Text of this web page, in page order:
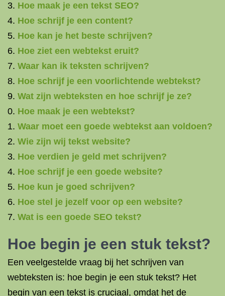
Hoe maak je een tekst SEO?
Hoe schrijf je een content?
Hoe kan je het beste schrijven?
Hoe ziet een webtekst eruit?
Waar kan ik teksten schrijven?
Hoe schrijf je een voorlichtende webtekst?
Wat zijn webteksten en hoe schrijf je ze?
Hoe maak je een webtekst?
Waar moet een goede webtekst aan voldoen?
Wie zijn wij tekst website?
Hoe verdien je geld met schrijven?
Hoe schrijf je een goede website?
Hoe kun je goed schrijven?
Hoe stel je jezelf voor op een website?
Wat is een goede SEO tekst?
Hoe begin je een stuk tekst?
Een veelgestelde vraag bij het schrijven van
webteksten is: hoe begin je een stuk tekst? Het
begin van een tekst is cruciaal, omdat het de